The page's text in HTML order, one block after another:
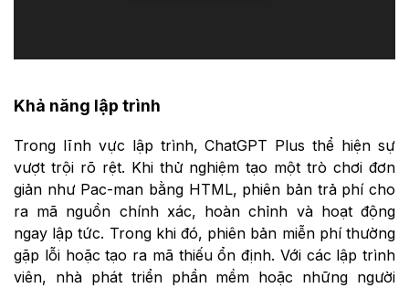
Khả năng lập trình
Trong lĩnh vực lập trình, ChatGPT Plus thể hiện sự
vượt trội rõ rệt. Khi thử nghiệm tạo một trò chơi đơn
giản như Pac-man bằng HTML, phiên bản trả phí cho
ra mã nguồn chính xác, hoàn chỉnh và hoạt động
ngay lập tức. Trong khi đó, phiên bản miễn phí thường
gặp lỗi hoặc tạo ra mã thiếu ổn định. Với các lập trình
viên, nhà phát triển phần mềm hoặc những người